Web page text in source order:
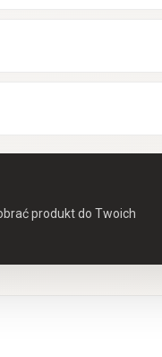
produkt do Twoich